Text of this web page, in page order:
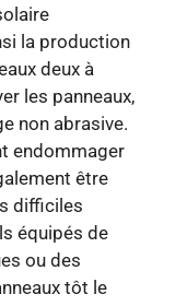
la production
deux à
les panneaux,
non abrasive.
endommager
être
difficiles
équipés de
ou des
tôt le